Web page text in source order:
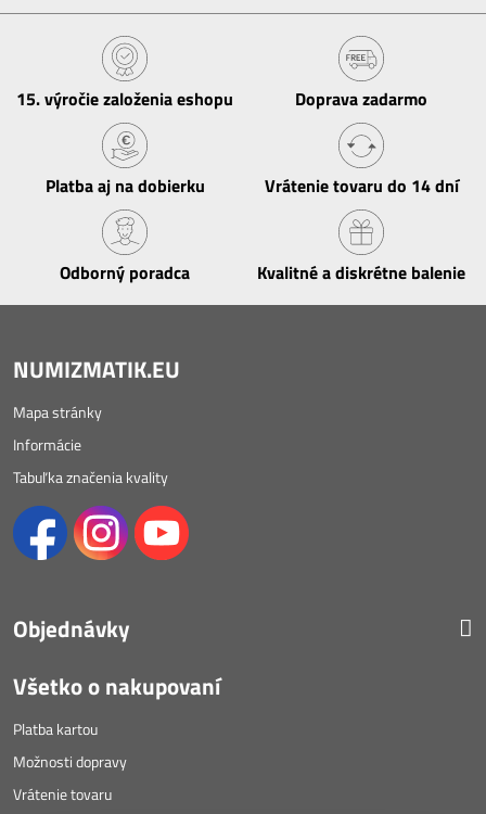
15​. výročie založenia eshopu Doprava zadarmo
Platba aj na dobierku Vrátenie tovaru do 14 dní
Odborný poradca Kvalitné a diskrétne balenie
NUMIZMATIK.EU
Mapa stránky
Informácie
Tabuľka značenia kvality
Objednávky
Všetko o nakupovaní
Platba kartou
Možnosti dopravy
Vrátenie tovaru